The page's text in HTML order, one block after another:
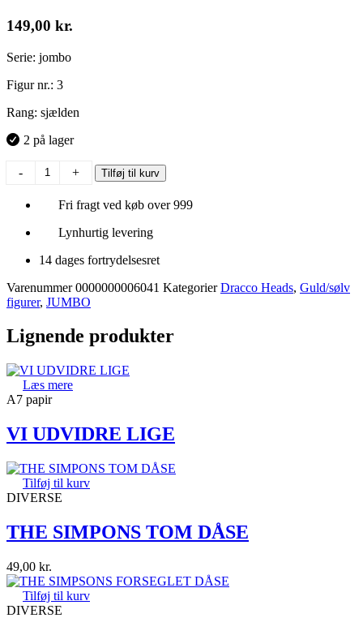
149,00 kr.
Serie: jombo
Figur nr.: 3
Rang: sjælden
2 på lager
-
sølv
+ Tilføj til kurv
Fri fragt ved køb over 999
Lynhurtig levering
14 dages fortrydelsesret
Varenummer0000000006041 Kategorier Dracco Heads, Guld/sølv
figurer, JUMBO
Lignende produkter
Læs mere
A7 papir
VI UDVIDRE LIGE
Tilføj til kurv
DIVERSE
THE SIMPONS TOM DÅSE
49,00 kr.
Tilføj til kurv
DIVERSE